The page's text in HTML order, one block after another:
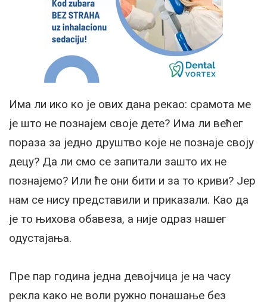
Има ли ико ко је ових дана рекао: срамота ме
је што не познајем своје дете? Има ли већег
пораза за једно друштво које не познаје своју
децу? Да ли смо се запитали зашто их не
познајемо? Или ће они бити и за то криви? Јер
нам се нису представили и приказали. Као да
је то њихова обавеза, а није одраз нашег
одустајања.
Пре пар година једна девојчица је на часу
рекла како не воли ружно понашање без